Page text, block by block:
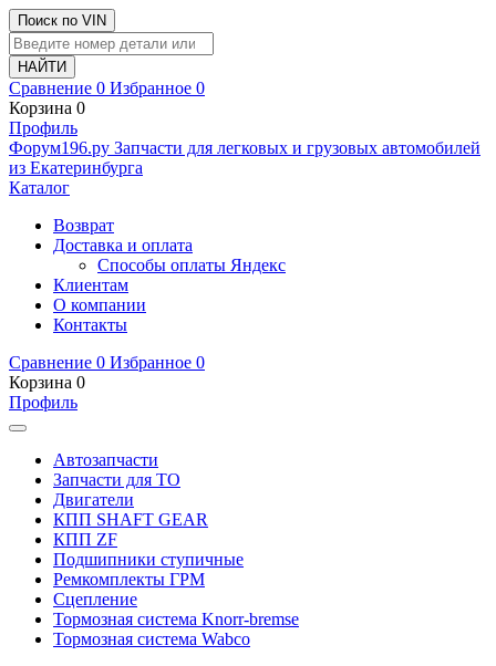
Поиск по VIN
Сравнение 0 Избранное 0
Корзина 0
Профиль
Фoрум196.ру Запчасти для легковых и грузовых автомобилей
из Екатеринбурга
Каталог
Возврат
Доставка и оплата
Способы оплаты Яндекс
Клиентам
О компании
Контакты
Сравнение 0 Избранное 0
Корзина 0
Профиль
Автозапчасти
Запчасти для ТО
Двигатели
КПП SHAFT GEAR
КПП ZF
Подшипники ступичные
Ремкомплекты ГРМ
Сцепление
Тормозная система Knorr-bremse
Тормозная система Wabco